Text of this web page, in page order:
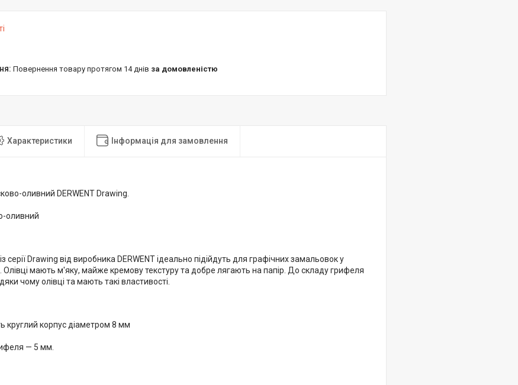
повернення товару протягом 14 днів за домовленістю
Характеристики Інформація для замовлення
оливний DERWENT Drawing.
оливний
серії Drawing від виробника DERWENT ідеально підійдуть для графічних замальовок у
Олівці мають м'яку, майже кремову текстуру та добре лягають на папір. До складу грифеля
чому олівці та мають такі властивості.
круглий корпус діаметром 8 мм
— 5 мм.